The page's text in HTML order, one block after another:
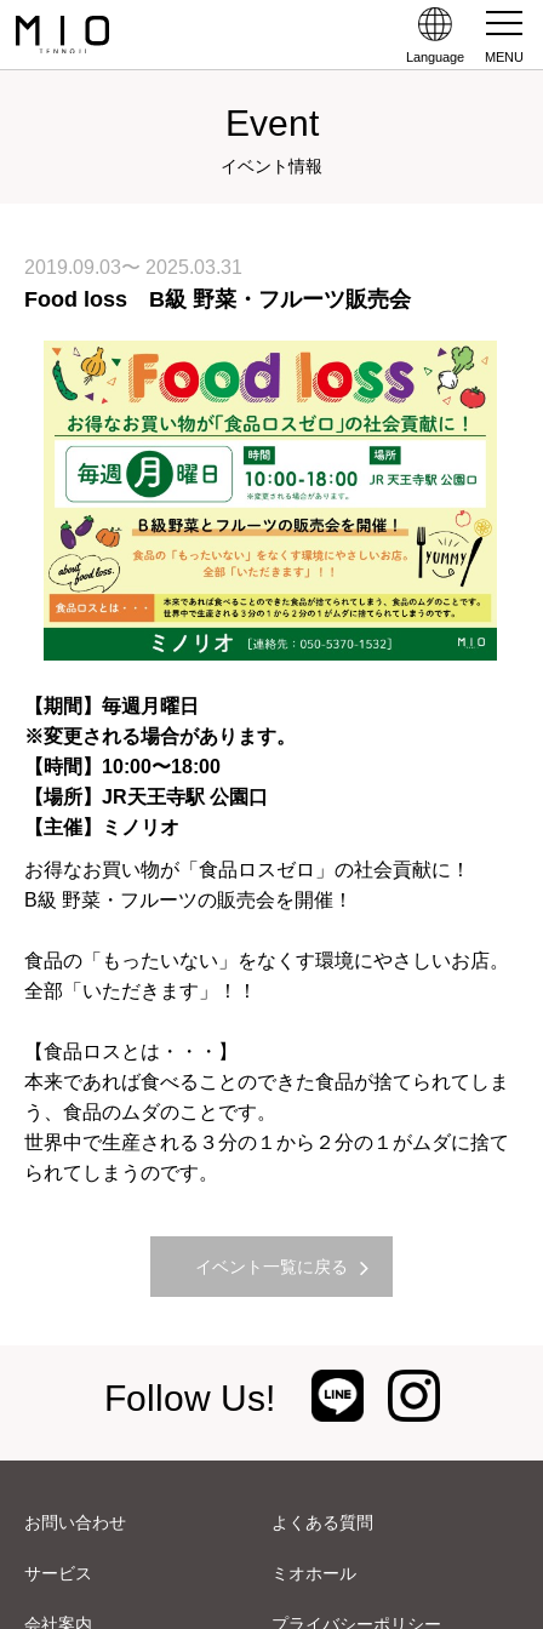
Language MENU
Event
イベント情報
2019.09.03〜 2025.03.31
Food loss B級 野菜・フルーツ販売会
【期間】毎週月曜日
※変更される場合があります。
【時間】10:00〜18:00
【場所】JR天王寺駅 公園口
【主催】ミノリオ
お得なお買い物が「食品ロスゼロ」の社会貢献に！
B級 野菜・フルーツの販売会を開催！
食品の「もったいない」をなくす環境にやさしいお店。
全部「いただきます」！！
【食品ロスとは・・・】
本来であれば食べることのできた食品が捨てられてしま
う、食品のムダのことです。
世界中で生産される３分の１から２分の１がムダに捨て
られてしまうのです。
イベント一覧に戻る
Follow Us!
お問い合わせ よくある質問
サービス ミオホール
会社案内 プライバシーポリシー